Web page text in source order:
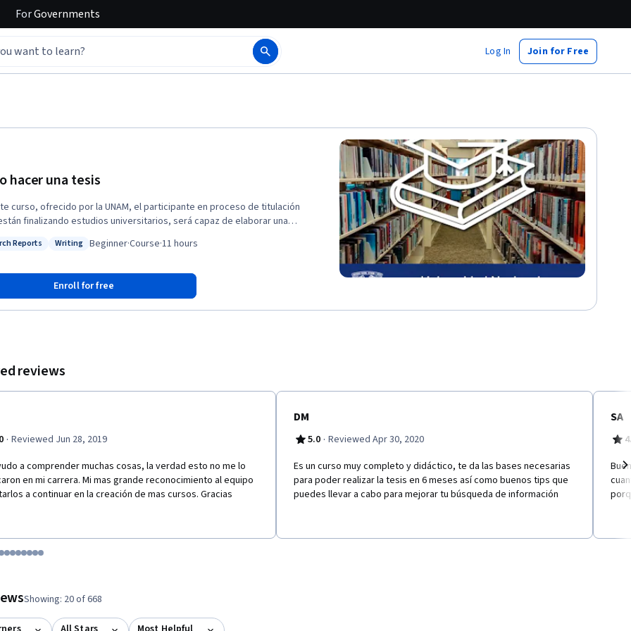
ForGovernments
Log In Join for Free
hacer una tesis
curso, ofrecido por la UNAM, el participante en proceso de titulación
finalizando estudios universitarios, será capaz de elaborar una
a fin de que las conjuguen con los conocimientos, habilidades y
Research Reports
Reports
Status: Writing
Writing Beginner·Course·11 hours
Enroll for free
reviews
· Reviewed Jun 28, 2019
a comprender muchas cosas, la verdad esto no me lo
en mi carrera. Mi mas grande reconocimiento al equipo
a continuar en la creación de mas cursos. Gracias
DM
5.0 · Reviewed Apr 30, 2020
Es un curso muy completo y didáctico, te da las bases necesarias
para poder realizar la tesis en 6 meses así como buenos tips que
puedes llevar a cabo para mejorar tu búsqueda de información
SA
1
item 2
to item 3
to item 4
Go to item 5
Go to item 6
Go to item 7
Go to item 8
Go to item 9
Go to item 10
Go to item 11
Go to item 12
Showing: 20 of 668